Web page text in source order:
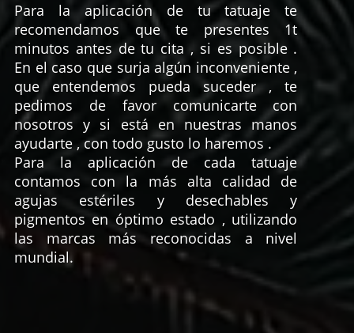
Para la aplicación de tu tatuaje te
recomendamos que te presentes 1t
minutos antes de tu cita , si es posible .
En el caso que surja algún inconveniente ,
que entendemos pueda suceder , te
pedimos de favor comunicarte con
nosotros y si está en nuestras manos
ayudarte , con todo gusto lo haremos .
Para la aplicación de cada tatuaje
contamos con la más alta calidad de
agujas estériles y desechables y
pigmentos en óptimo estado , utilizando
las marcas más reconocidas a nivel
mundial.